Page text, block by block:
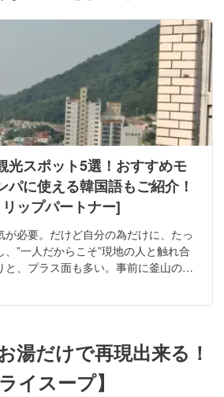
光スポット5選！おすすめモ
パに使える韓国語もご紹介！
ップパートナー]
必要。だけど自分の為だけに、たっ
”一人だからこそ”現地の人と触れ合
と、プラス面も多い。事前に釜山の一
ックして、最高の釜山一人旅を実現
する方法もご紹介！
湯だけで再現出来る！
イスープ】